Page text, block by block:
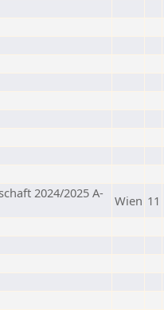
2024/2025 A-
Wien 11